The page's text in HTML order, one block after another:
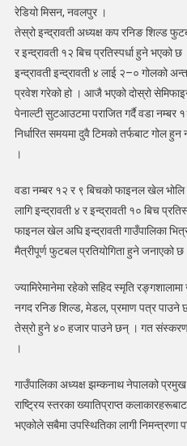
रेडियो मिसन, नवलपुर ।
तेस्रो इन्द्रावती अध्यक्ष कप रनिङ शिल्ड
र इन्द्रावती १२ बिच प्रतिस्पर्धा हुने
इन्द्रावती इन्द्रावती ४ लाई २–० गोलको
प्रवेश गरेको हो । आजै भएको दोस्रो
पेनाल्टी सुटआउटमा पराजित गर्दै वडा
निर्धारित समयमा दुवै टिमको तर्फबाट गोल
।
वडा नम्बर १२ र ९ बिचको फाइनल खेल
लागि इन्द्रावती ४ र इन्द्रावती १० बिच
फाइनल खेल अघि इन्द्रावती गाउँपालिका
मैत्रीपूर्ण फुटबल प्रतियोगिता हुने जनाएको छ
ज्यामिरेमानेमा रहेको सहिद स्मृति
नगद रनिङ शिल्ड, मेडल, प्रमाण पत्र
तेस्रो हुने ४० हजार पाउने छन् । गत
।
गाउँपालिका अध्यक्ष झम्कनाथ नेपालको
राष्ट्रिय स्तरका ख्यातिप्राप्त
भएकोले सबैमा उपस्थितिका लागी निमन्त्रणा